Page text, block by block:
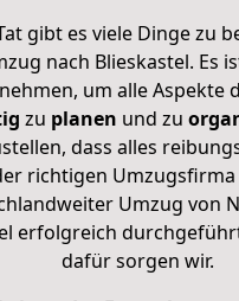
gibt es viele Dinge zu
nach Blieskastel. Es
um alle Aspekte
zu planen und zu
dass alles
richtigen Umzugsfirma
Umzug von
erfolgreich
dafür sorgen wir.